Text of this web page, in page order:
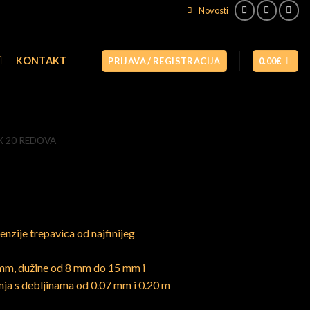
Novosti
KONTAKT PRIJAVA / REGISTRACIJA 0.00€
20 REDOVA
trepavica od najfinijeg
dužine od 8 mm do 15 mm i
s debljinama od 0.07 mm i 0.20 m
Naruči odmah